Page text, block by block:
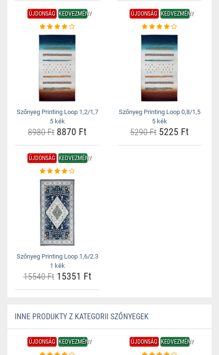
ÚJDONSÁG KEDVEZMÉNY
Szőnyeg Printing Loop 1,2/1,7
5 kék
8980 Ft 8870 Ft
ÚJDONSÁG KEDVEZMÉNY
Szőnyeg Printing Loop 0,8/1,5
5 kék
5290 Ft 5225 Ft
ÚJDONSÁG KEDVEZMÉNY
Szőnyeg Printing Loop 1,6/2.3
1 kék
15540 Ft15351 Ft
INNE PRODUKTY Z KATEGORII SZŐNYEGEK
ÚJDONSÁG KEDVEZMÉNY ÚJDONSÁG KEDVEZMÉNY